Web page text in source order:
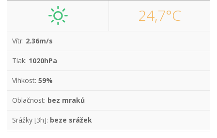
24,7°C
Vítr: 2.36m/s
Tlak: 1020hPa
Vlhkost: 59%
Oblačnost: bez mraků
Srážky [3h]: beze srážek